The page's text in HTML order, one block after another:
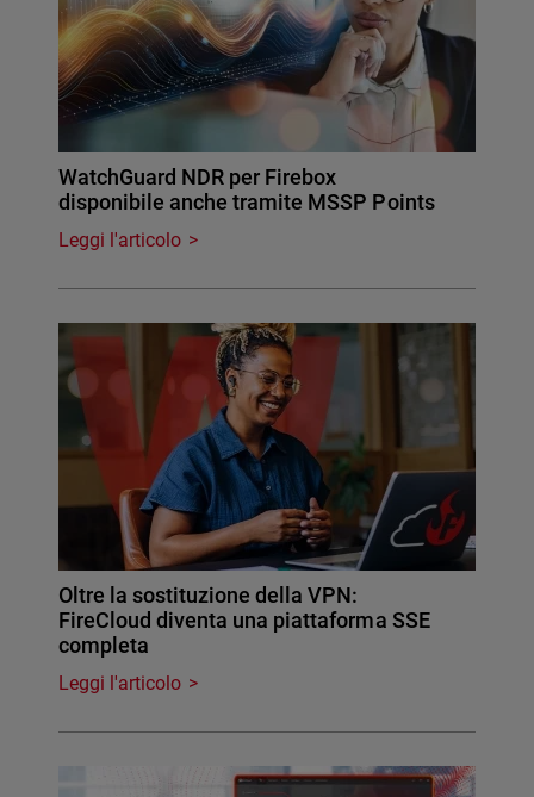
WatchGuard NDR per Firebox
disponibile anche tramite MSSP Points
Leggi l'articolo
Oltre la sostituzione della VPN:
FireCloud diventa una piattaforma SSE
completa
Leggi l'articolo